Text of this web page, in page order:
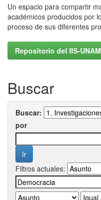
Un espacio para compartir
académicos producidos por
proceso de sus diferentes
Repositorio del IIS-UNAM
Buscar
Buscar:
por
Filtros actuales: